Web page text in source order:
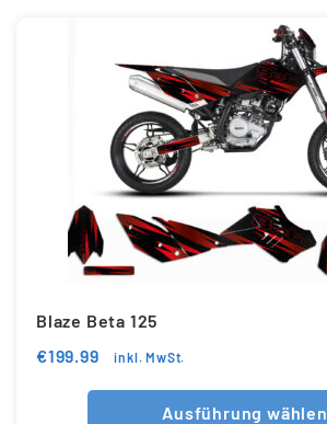
Blaze Beta 125
€199.99 inkl. MwSt.
Ausführung wählen